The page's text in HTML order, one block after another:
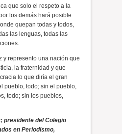
que solo el respeto a la
los demás hará posible
quepan todas y todos,
las lenguas, todas las
y represento una nación que
la fraternidad y que
lo que diría el gran
pueblo, todo; sin el pueblo,
todo; sin los pueblos,
presidente del Colegio
en Periodismo,